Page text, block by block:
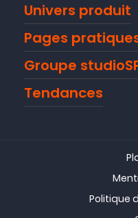
Univers produit
Pages
Groupe
Tendances
Politique